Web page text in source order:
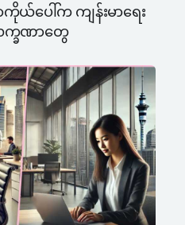
ယ်ပေါ်က ကျန်းမာရေး
က္ခဏာတွေ